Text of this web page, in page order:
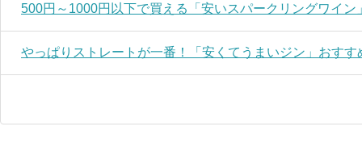
500円～1000円以下で買える「安いスパークリングワイン
やっぱりストレートが一番！「安くてうまいジン」おすす